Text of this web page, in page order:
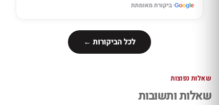
Google · ביקורת מאומתת
לכל הביקורות ←
שאלות נפוצות
שאלות ותשובות